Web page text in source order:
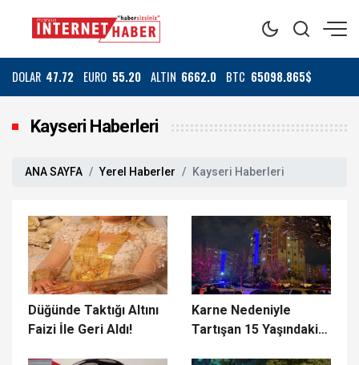
DOLAR 47.72 EURO 55.20 ALTIN 6662.0 BTC 65098.865$
Kayseri Haberleri
ANA SAYFA Yerel Haberler Kayseri Haberleri
Düğünde Taktığı Altını
Faizi İle Geri Aldı!
Karne Nedeniyle
Tartışan 15 Yaşındaki